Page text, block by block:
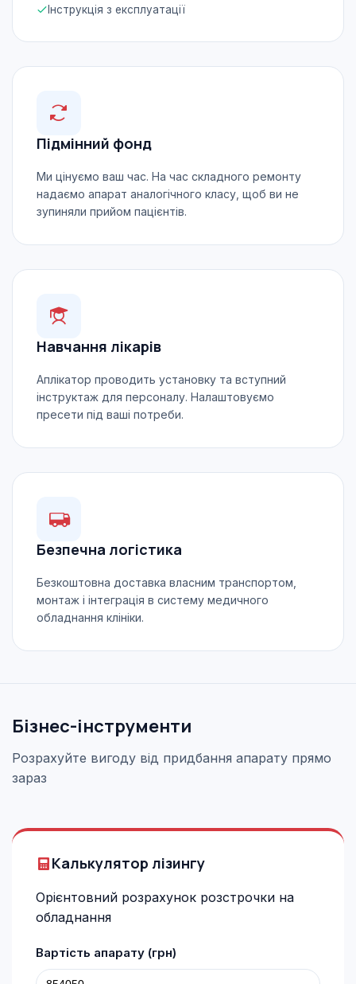
Інструкція з експлуатації
Підмінний фонд
Ми цінуємо ваш час. На час складного ремонту
надаємо апарат аналогічного класу, щоб ви не
зупиняли прийом пацієнтів.
Навчання лікарів
Аплікатор проводить установку та вступний
інструктаж для персоналу. Налаштовуємо
пресети під ваші потреби.
Безпечна логістика
Безкоштовна доставка власним транспортом,
монтаж і інтеграція в систему медичного
обладнання клініки.
Бізнес-інструменти
Розрахуйте вигоду від придбання апарату прямо
зараз
Калькулятор лізингу
Орієнтовний розрахунок розстрочки на
обладнання
Вартість апарату (грн)